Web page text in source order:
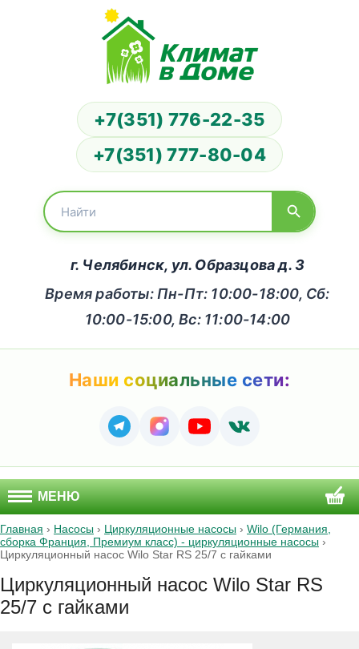
+7(351) 776-22-35
+7(351) 777-80-04
г. Челябинск, ул. Образцова д. 3
Время работы: Пн-Пт: 10:00-18:00, Сб:
10:00-15:00, Вс: 11:00-14:00
Наши социальные сети:
МЕНЮ
Главная › Насосы › Циркуляционные насосы › Wilo (Германия,
сборка Франция, Премиум класс) - циркуляционные насосы ›
Циркуляционный насос Wilo Star RS 25/7 с гайками
Циркуляционный насос Wilo Star RS
25/7 с гайками